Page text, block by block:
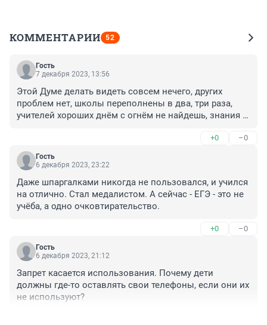
КОММЕНТАРИИ 52
Гость
7 декабря 2023, 13:56
Этой Думе делать видеть совсем нечего, других
проблем нет, школы переполнены в два, три раза,
учителей хороших днём с огнём не найдешь, знания
прославилась. Они в обще в России живут труды
всегда были и есть в школе.
+0 –0
Гость
6 декабря 2023, 23:22
Даже шпаргалками никогда не пользовался, и учился
на отлично. Стал медалистом. А сейчас - ЕГЭ - это не
учёба, а одно очковтирательство.
+0 –0
Гость
6 декабря 2023, 21:12
Запрет касается использования. Почему дети
должны где-то оставлять свои телефоны, если они их
не используют?